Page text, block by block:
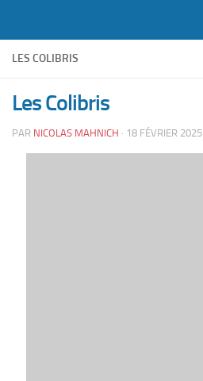
LES COLIBRIS
Les Colibris
PAR NICOLAS MAHNICH · 18 FÉVRIER 2025